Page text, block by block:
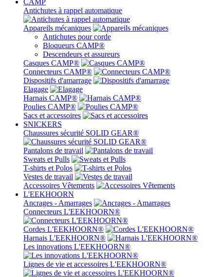
CAMP
Antichutes à rappel automatique
Appareils mécaniques
Antichutes pour corde
Bloqueurs CAMP®
Descendeurs et assureurs
Casques CAMP®
Connecteurs CAMP®
Dispositifs d'amarrage
Elagage
Harnais CAMP®
Poulies CAMP®
Sacs et accessoires
SNICKERS
Chaussures sécurité SOLID GEAR®
Pantalons de travail
Sweats et Pulls
T-shirts et Polos
Vestes de travail
Accessoires Vêtements
L'EEKHOORN
Ancrages - Amarrages
Connecteurs L'EEKHOORN®
Cordes L'EEKHOORN®
Harnais L'EEKHOORN®
Les innovations L'EEKHOORN®
Lignes de vie et accessoires L'EEKHOORN®